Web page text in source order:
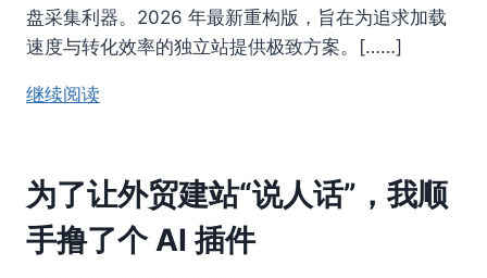
盘采集利器。2026 年最新重构版，旨在为追求加载
速度与转化效率的独立站提供极致方案。[……]
继续阅读
为了让外贸建站“说人话”，我顺
手撸了个 AI 插件